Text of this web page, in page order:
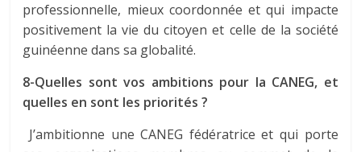
professionnelle, mieux coordonnée et qui impacte
positivement la vie du citoyen et celle de la société
guinéenne dans sa globalité.
8-Quelles sont vos ambitions pour la CANEG, et
quelles en sont les priorités ?
J’ambitionne une CANEG fédératrice et qui porte